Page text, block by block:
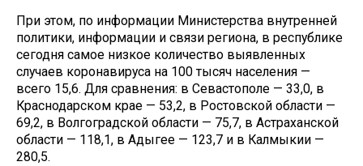
При этом, по информации Министерства внутренней
политики, информации и связи региона, в республике
сегодня самое низкое количество выявленных
случаев коронавируса на 100 тысяч населения —
всего 15,6. Для сравнения: в Севастополе — 33,0, в
Краснодарском крае — 53,2, в Ростовской области —
69,2, в Волгоградской области — 75,7, в Астраханской
области — 118,1, в Адыгее — 123,7 и в Калмыкии —
280,5.